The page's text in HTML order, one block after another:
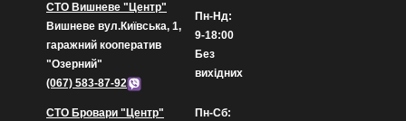
СТО Вишневе "Центр"
Вишневе вул.Київська, 1,
гаражний кооператив
"Озерний"
(067) 583-87-92
Пн-Нд:
9-18:00
Без
вихідних
СТО Бровари "Центр"
Пн-Сб: